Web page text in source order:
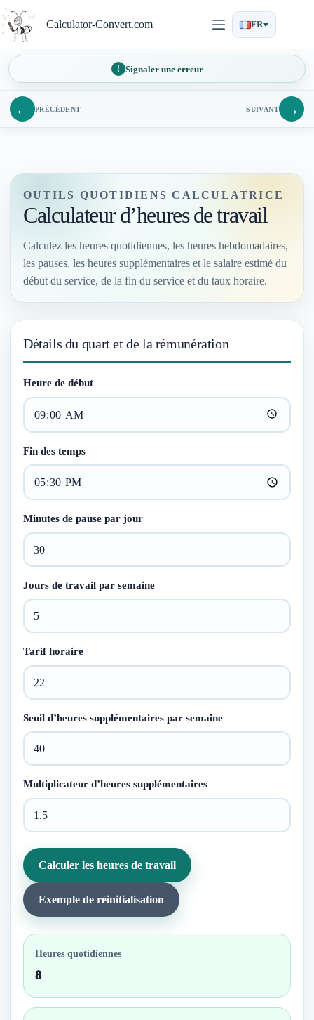
au
contenu
Calculator-Convert.com FR
Signaler une erreur
← PRÉCÉDENT SUIVANT →
OUTILS QUOTIDIENS CALCULATRICE
Calculateur d’heures de travail
Calculez les heures quotidiennes, les heures hebdomadaires,
les pauses, les heures supplémentaires et le salaire estimé du
début du service, de la fin du service et du taux horaire.
Détails du quart et de la rémunération
Heure de début
Fin des temps
Minutes de pause par jour
Jours de travail par semaine
Tarif horaire
Seuil d’heures supplémentaires par semaine
Multiplicateur d’heures supplémentaires
Calculer les heures de travail
Exemple de réinitialisation
Heures quotidiennes
8